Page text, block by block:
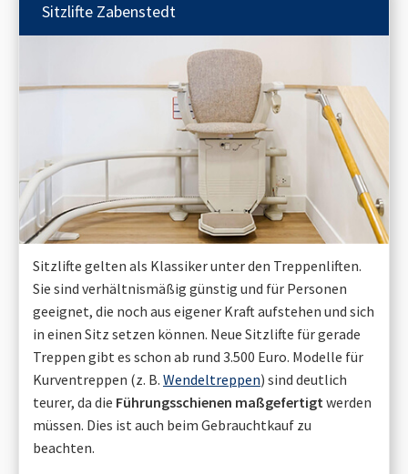
Sitzlifte Zabenstedt
Sitzlifte gelten als Klassiker unter den Treppenliften.
Sie sind verhältnismäßig günstig und für Personen
geeignet, die noch aus eigener Kraft aufstehen und sich
in einen Sitz setzen können. Neue Sitzlifte für gerade
Treppen gibt es schon ab rund 3.500 Euro. Modelle für
Kurventreppen (z. B. Wendeltreppen) sind deutlich
teurer, da die Führungsschienen maßgefertigt werden
müssen. Dies ist auch beim Gebrauchtkauf zu
beachten.